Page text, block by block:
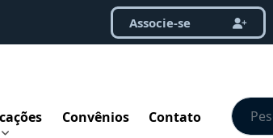
Associe-se
Convênios Contato
Ir